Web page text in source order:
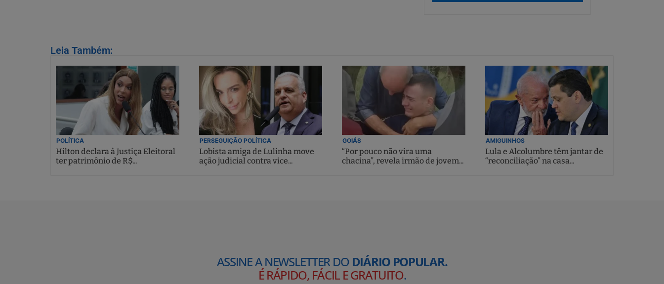
Leia Também:
POLÍTICA
Hilton declara à Justiça Eleitoral
ter patrimônio de R$...
PERSEGUIÇÃO POLÍTICA
Lobista amiga de Lulinha move
ação judicial contra vice...
GOIÁS
“Por pouco não vira uma
chacina”, revela irmão de jovem...
AMIGUINHOS
Lula e Alcolumbre têm jantar de
“reconciliação” na casa...
ASSINE A NEWSLETTER DO DIÁRIO POPULAR.
É RÁPIDO, FÁCIL E GRATUITO.